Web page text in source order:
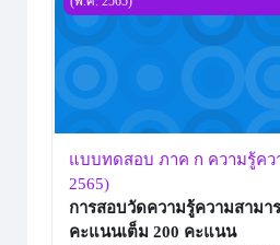
แบบทดสอบ ภาค ก ความรู้คว
2565)
การสอบวัดความรู้ความสามา
คะแนนเต็ม 200 คะแนน